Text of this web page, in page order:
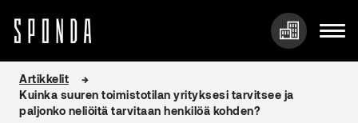
sisältöön
Artikkelit
Kuinka suuren toimistotilan yrityksesi tarvitsee ja
paljonko neliöitä tarvitaan henkilöä kohden?